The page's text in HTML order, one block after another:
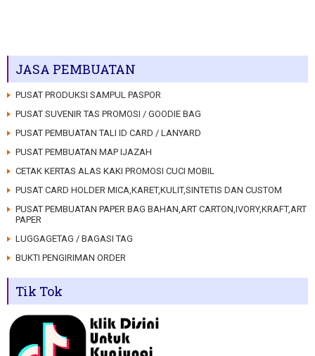
JASA PEMBUATAN
PUSAT PRODUKSI SAMPUL PASPOR
PUSAT SUVENIR TAS PROMOSI / GOODIE BAG
PUSAT PEMBUATAN TALI ID CARD / LANYARD
PUSAT PEMBUATAN MAP IJAZAH
CETAK KERTAS ALAS KAKI PROMOSI CUCI MOBIL
PUSAT CARD HOLDER MICA,KARET,KULIT,SINTETIS DAN CUSTOM
PUSAT PEMBUATAN PAPER BAG BAHAN,ART CARTON,IVORY,KRAFT,ART
PAPER
LUGGAGETAG / BAGASI TAG
BUKTI PENGIRIMAN ORDER
Tik Tok